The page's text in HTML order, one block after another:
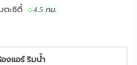
ตะซิตี้ 4.5 กม.
งแอร์ ริมน้ำ